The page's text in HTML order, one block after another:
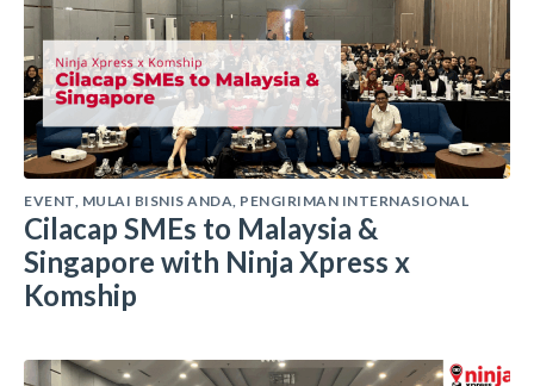
EVENT MULAI BISNIS ANDA PENGIRIMAN INTERNASIONAL
Cilacap SMEs to Malaysia &
Singapore with Ninja Xpress x
Komship